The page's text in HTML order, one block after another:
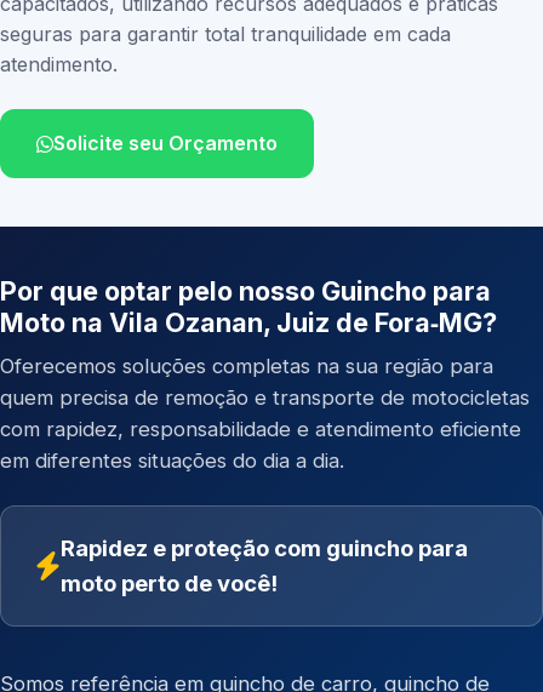
seguras para garantir total tranquilidade em cada
atendimento.
Solicite seu Orçamento
Por que optar pelo nosso Guincho para
Moto na Vila Ozanan, Juiz de Fora‑MG?
Oferecemos soluções completas na sua região para
quem precisa de remoção e transporte de motocicletas
com rapidez, responsabilidade e atendimento eficiente
em diferentes situações do dia a dia.
Rapidez e proteção com guincho para
moto perto de você!
Somos referência em guincho de carro, guincho de